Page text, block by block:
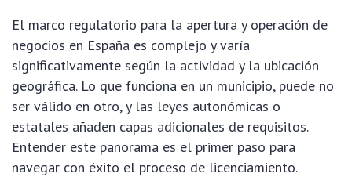
El marco regulatorio para la apertura y operación de
negocios en España es complejo y varía
significativamente según la actividad y la ubicación
geográfica. Lo que funciona en un municipio, puede no
ser válido en otro, y las leyes autonómicas o
estatales añaden capas adicionales de requisitos.
Entender este panorama es el primer paso para
navegar con éxito el proceso de licenciamiento.